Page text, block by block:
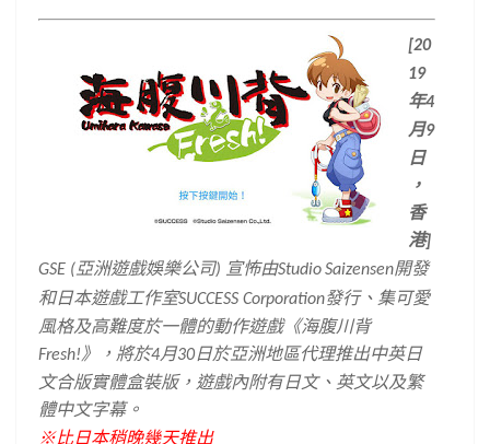
[20
19
年4
月9
日
，
香
港]
GSE ( 亞洲遊戲娛樂公司) 宣怖由StudioSaizensen開發
和日本遊戲工作室SUCCESS Corporation發行、 集可愛
風格及高難度於一體的動作遊戲《海腹川背
Fresh!》， 將於4月30日於亞洲地區代理推出中英日
文合版實體盒裝版， 遊戲內附有日文、 英文以及繁
體中文字幕。
※比日本稍晚幾天推出